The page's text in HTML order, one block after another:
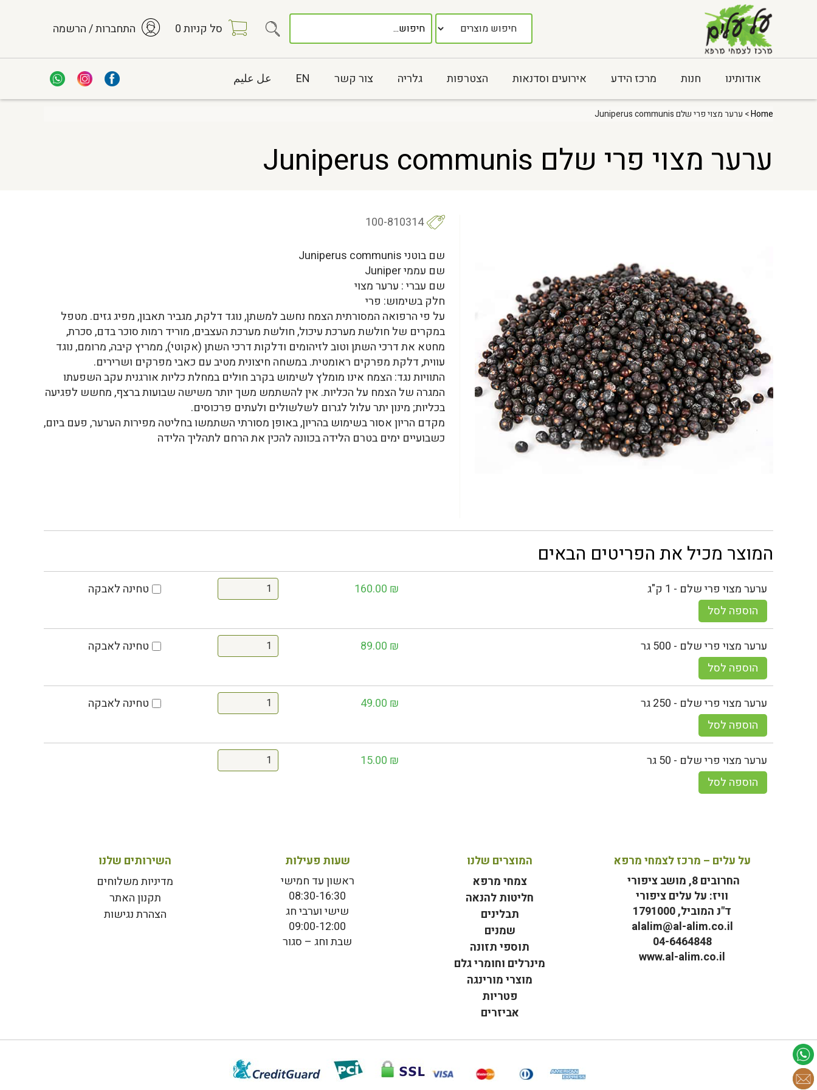
סל קניות0 התחברות / הרשמה
אודותינו חנות מרכז הידע אירועים וסדנאות הצטרפות גלריה צור קשר EN عل عليم
Home> ערער מצוי פרי שלם Juniperus communis
ערער מצוי פרי שלם Juniperus communis
100-810314
שם בוטני Juniperus communis
שם עממי Juniper
שם עברי : ערער מצוי
חלק בשימוש: פרי
על פי הרפואה המסורתית הצמח נחשב למשתן, נוגד דלקת, מגביר תאבון, מפיג גזים. מטפל
במקרים של חולשת מערכת עיכול, חולשת מערכת העצבים, מוריד רמות סוכר בדם, סכרת,
מחטא את דרכי השתן וטוב לזיהומים ודלקות דרכי השתן (אקוטי), ממריץ קיבה, מרומם, נוגד
עווית, דלקת מפרקים ראומטית. במשחה חיצונית מטיב עם כאבי מפרקים ושרירים.
התוויות נגד: הצמח אינו מומלץ לשימוש בקרב חולים במחלת כליות אורגנית עקב השפעתו
המגרה של הצמח על הכליות. אין להשתמש משך יותר משישה שבועות ברצף, מחשש לפגיעה
בכליות; מינון יתר עלול לגרום לשלשולים ולעתים פרכוסים.
מקדם הריון אסור בשימוש בהריון, באופן מסורתי השתמשו בחליטה מפירות הערער, פעם ביום,
כשבועיים ימים בטרם הלידה בכוונה להכין את הרחם לתהליך הלידה
המוצר מכיל את הפריטים הבאים
ערער מצוי פרי שלם - 1 ק"ג 160.00 ₪
טחינה לאבקה
הוספה לסל
ערער מצוי פרי שלם - 500 גר 89.00 ₪
טחינה לאבקה
הוספה לסל
ערער מצוי פרי שלם - 250 גר 49.00 ₪
טחינה לאבקה
הוספה לסל
ערער מצוי פרי שלם - 50 גר 15.00 ₪
הוספה לסל
על עלים – מרכז לצמחי מרפא
החרובים 8, מושב ציפורי
וויז: על עלים ציפורי
ד"נ המוביל, 1791000
alalim@al-alim.co.il
04-6464848
www.al-alim.co.il
המוצרים שלנו
צמחי מרפא
חליטות להנאה
תבלינים
שמנים
תוספי תזונה
מינרלים וחומרי גלם
מוצרי מורינגה
פטריות
אביזרים
שעות פעילות
ראשון עד חמישי
08:30-16:30
שישי וערבי חג
09:00-12:00
שבת וחג – סגור
השירותים שלנו
מדיניות משלוחים
תקנון האתר
הצהרת נגישות